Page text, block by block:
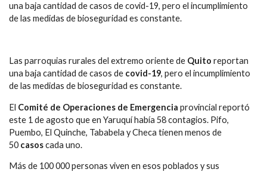
una baja cantidad de casos de covid-19, pero el incumplimiento
de las medidas de bioseguridad es constante.
Las parroquias rurales del extremo oriente de Quito reportan
una baja cantidad de casos de covid-19, pero el incumplimiento
de las medidas de bioseguridad es constante.
El Comité de Operaciones de Emergencia provincial reportó
este 1 de agosto que en Yaruquí había 58 contagios. Pifo,
Puembo, El Quinche, Tababela y Checa tienen menos de
50 casoscada uno.
Más de 100 000 personas viven en esos poblados y sus